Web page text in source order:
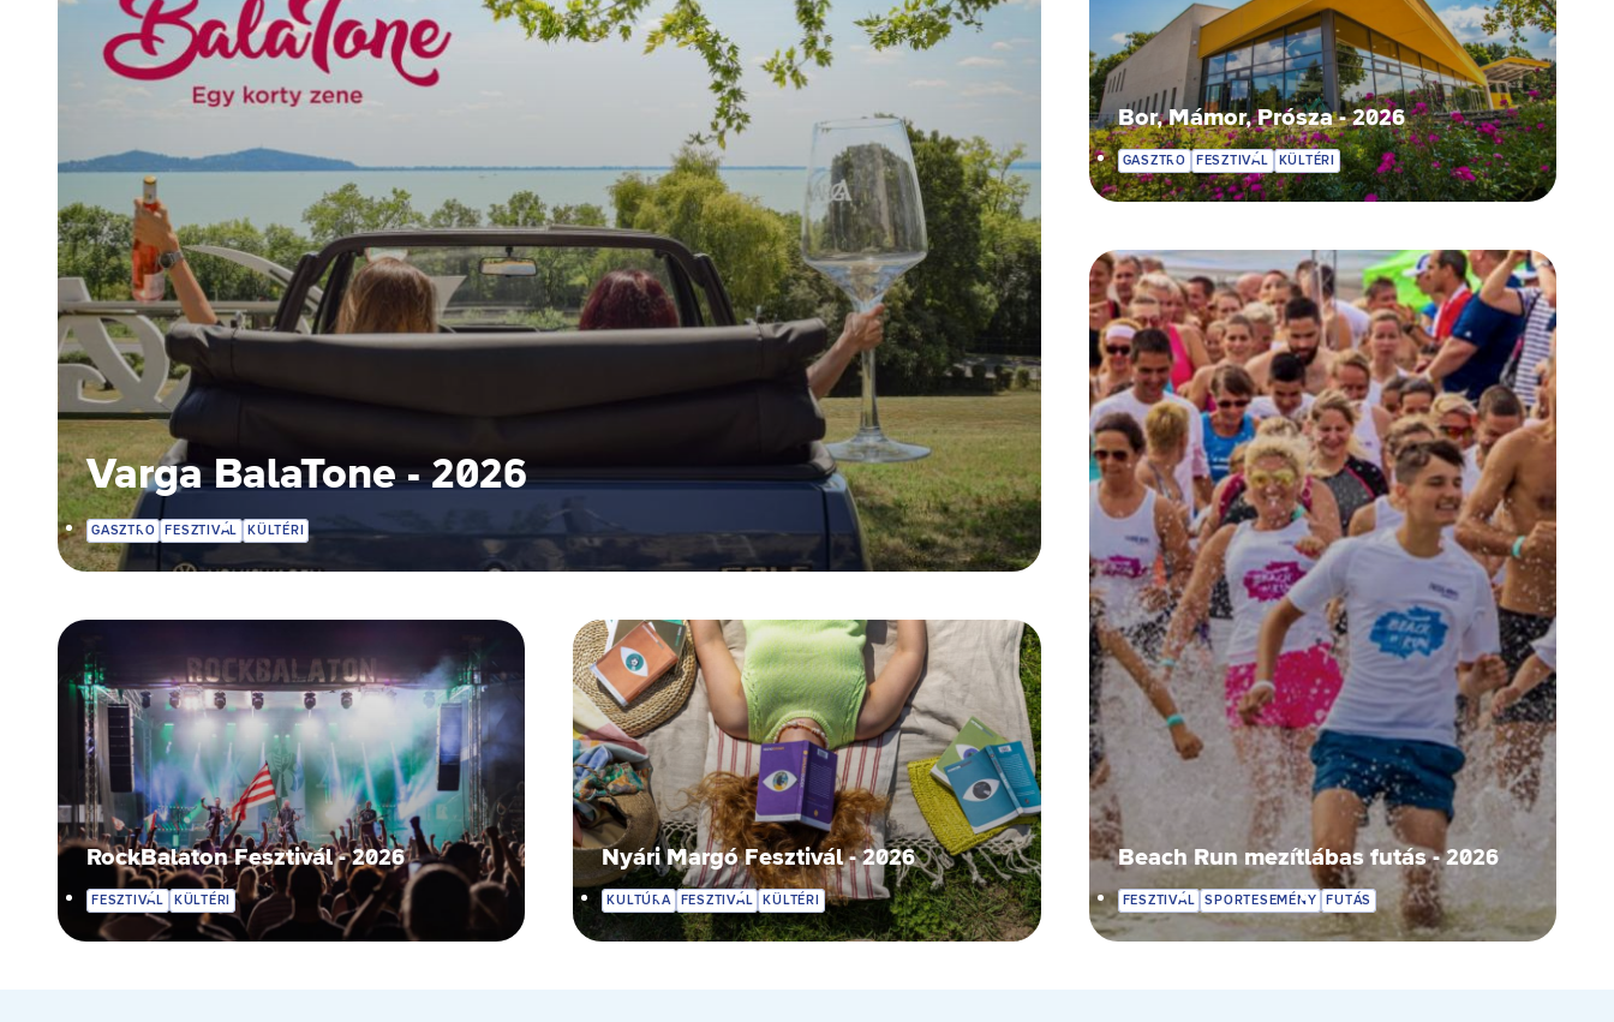
Varga BalaTone - 2026
GASZTRO FESZTIVÁL KÜLTÉRI
Bor, Mámor, Prósza - 2026
GASZTRO FESZTIVÁL KÜLTÉRI
RockBalaton Fesztivál - 2026
FESZTIVÁL KÜLTÉRI
Nyári Margó Fesztivál - 2026
KULTÚRA FESZTIVÁL KÜLTÉRI
Beach Run mezítlábas futás - 2026
FESZTIVÁL SPORTESEMÉNY FUTÁS